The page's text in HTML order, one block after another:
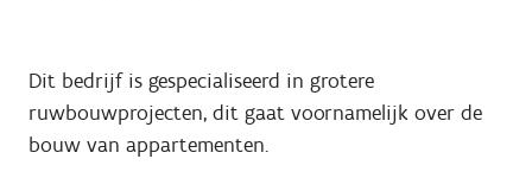
Dit bedrijf is gespecialiseerd in grotere
ruwbouwprojecten, dit gaat voornamelijk over de
bouw van appartementen.